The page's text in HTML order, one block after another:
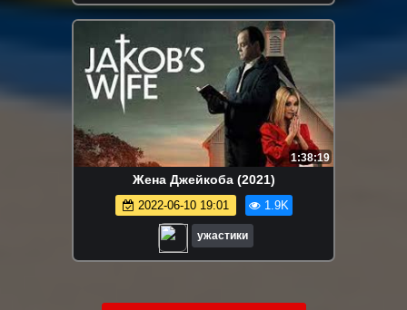
1:38:19
Жена Джейкоба (2021)
2022-06-10 19:01 1.9K
ужастики